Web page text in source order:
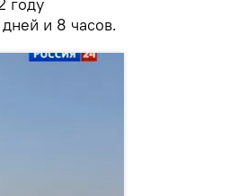
и 8 часов.